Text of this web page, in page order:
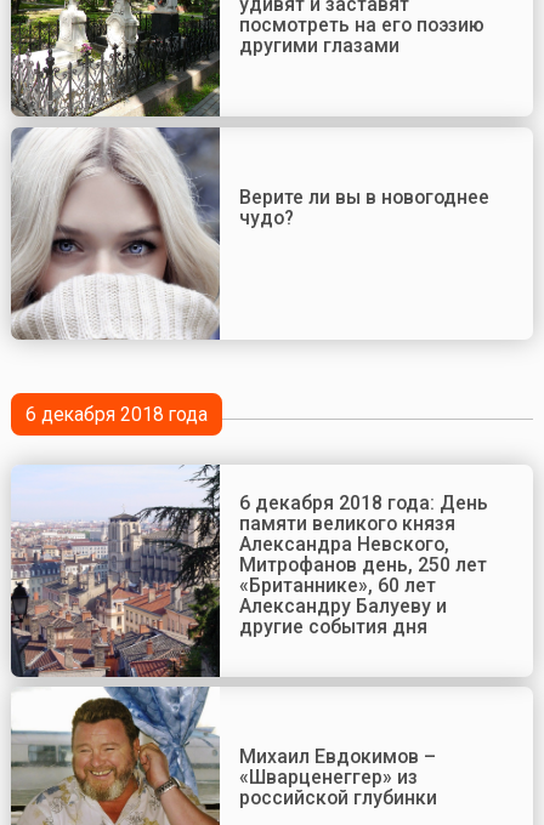
удивят и заставят
посмотреть на его поэзию
другими глазами
Верите ли вы в новогоднее
чудо?
6 декабря 2018 года
6 декабря 2018 года: День
памяти великого князя
Александра Невского,
Митрофанов день, 250 лет
«Британнике», 60 лет
Александру Балуеву и
другие события дня
Михаил Евдокимов –
«Шварценеггер» из
российской глубинки